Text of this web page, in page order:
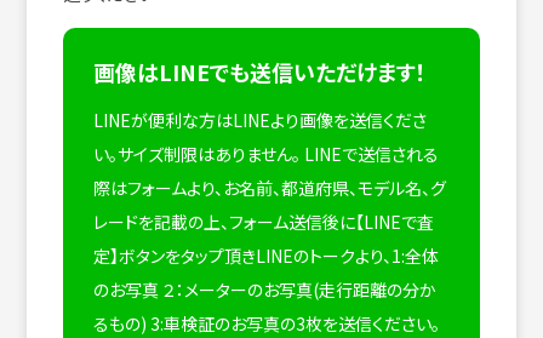
画像はLINEでも送信いただけます！
LINEが便利な方はLINEより画像を送信くださ
い。サイズ制限はありません。 LINEで送信される
際はフォームより、お名前、都道府県、モデル名、グ
レードを記載の上、フォーム送信後に【LINEで査
定】ボタンをタップ頂きLINEのトークより、1:全体
のお写真 ２：メーターのお写真(走行距離の分か
るもの) 3:車検証のお写真の3枚を送信ください。